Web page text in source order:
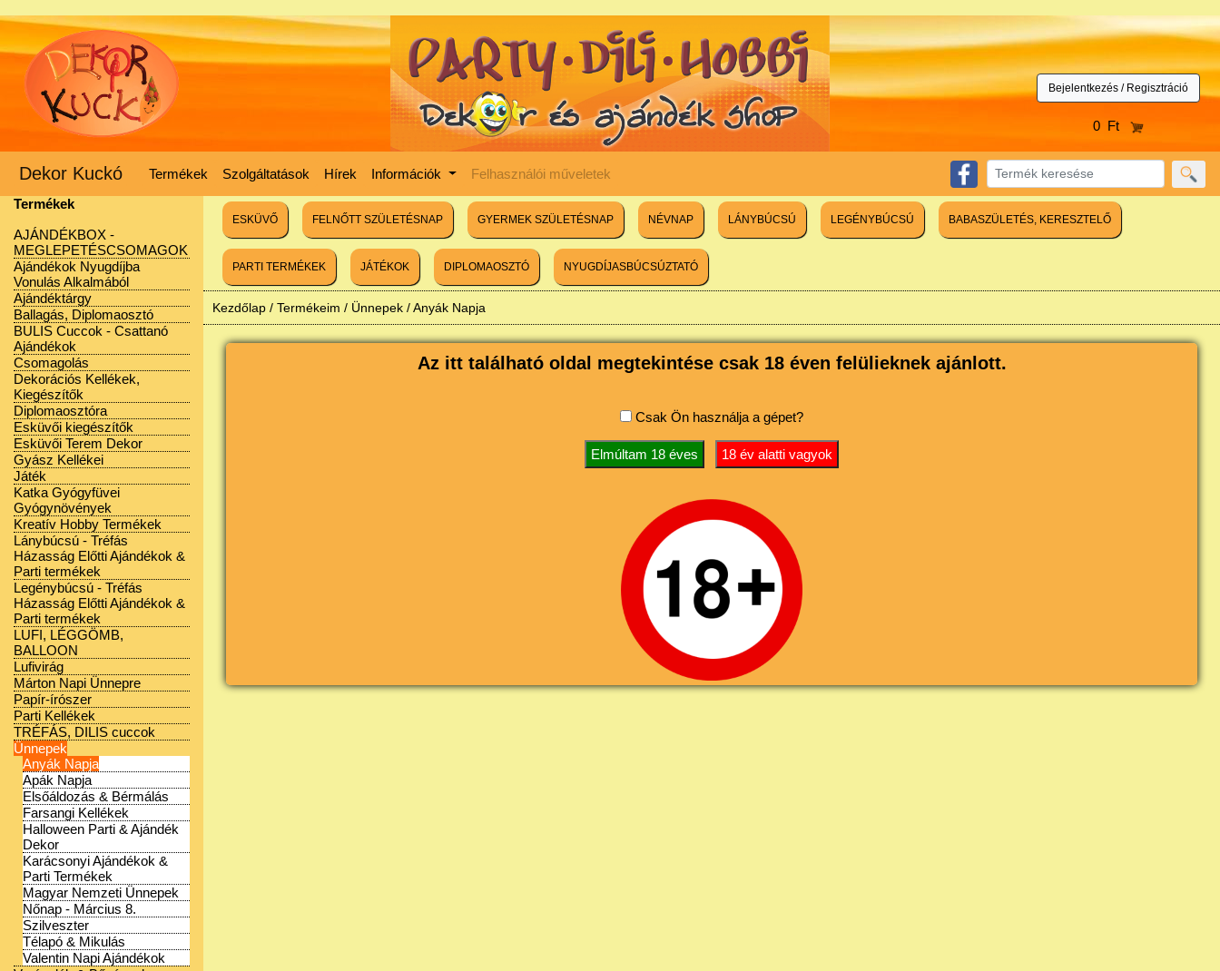
Bejelentkezés / Regisztráció
0 Ft
Dekor Kuckó Termékek Szolgáltatások Hírek Információk
Felhasználói műveletek
Termékek
AJÁNDÉKBOX -
MEGLEPETÉSCSOMAGOK
Ajándékok Nyugdíjba
Vonulás Alkalmából
Ajándéktárgy
Ballagás, Diplomaosztó
BULIS Cuccok - Csattanó
Ajándékok
Csomagolás
Dekorációs Kellékek,
Kiegészítők
Diplomaosztóra
Esküvői kiegészítők
Esküvői Terem Dekor
Gyász Kellékei
Játék
Katka Gyógyfüvei
Gyógynövények
Kreatív Hobby Termékek
Lánybúcsú - Tréfás
Házasság Előtti Ajándékok &
Parti termékek
Legénybúcsú - Tréfás
Házasság Előtti Ajándékok &
Parti termékek
LUFI, LÉGGÖMB,
BALLOON
Lufivirág
Márton Napi Ünnepre
Papír-írószer
Parti Kellékek
TRÉFÁS, DILIS cuccok
Ünnepek
Anyák Napja
Apák Napja
Elsőáldozás & Bérmálás
Farsangi Kellékek
Halloween Parti & Ajándék
Dekor
Karácsonyi Ajándékok &
Parti Termékek
Magyar Nemzeti Ünnepek
Nőnap - Március 8.
Szilveszter
Télapó & Mikulás
Valentin Napi Ajándékok
ESKÜVŐ FELNŐTT SZÜLETÉSNAP GYERMEK SZÜLETÉSNAP NÉVNAP LÁNYBÚCSÚ LEGÉNYBÚCSÚ BABASZÜLETÉS, KERESZTELŐ
PARTI TERMÉKEK JÁTÉKOK DIPLOMAOSZTÓ NYUGDÍJASBÚCSÚZTATÓ
Kezdőlap / Termékeim / Ünnepek /Anyák Napja
Az itt található oldal megtekintése csak 18 éven felülieknek ajánlott.
Csak Ön használja a gépet?